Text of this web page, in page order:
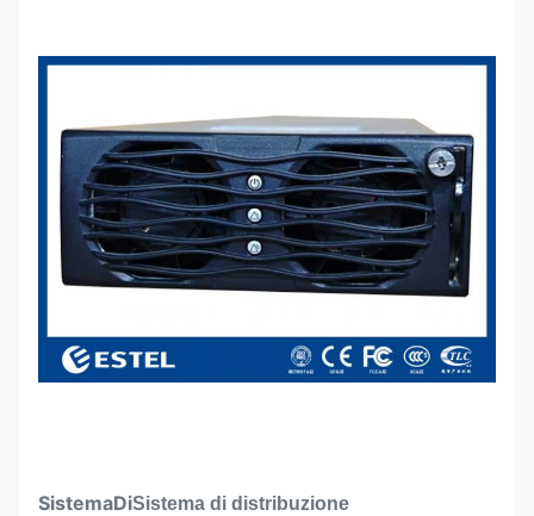
Raddrizzatore
Efficienza >96%
Potenza
nominale
3000 W (176 ~
300 V CA)
Temperatura di
lavoro
-40℃~+75℃
(uscita completa
sotto 50℃)
Dimensione
106,5 mm(L)×286
mm(1U/A)
SistemaDiSistema di distribuzione